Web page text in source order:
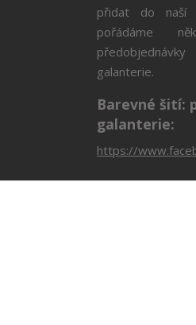
přidat do naší
pořádáme
galanterie.
Barevné šití:
galanterie:
https://